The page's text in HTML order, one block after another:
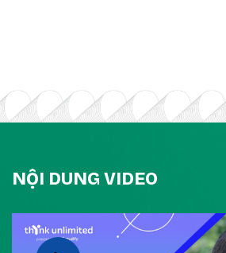
NỘI DUNG VIDEO